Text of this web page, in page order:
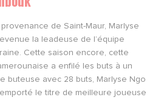
de Saint-Maur, Marlyse
la leadeuse de l’équipe
Cette saison encore, cette
a enfilé les buts à un
buteuse avec 28 buts, Marlyse Ngo
le titre de meilleure joueuse